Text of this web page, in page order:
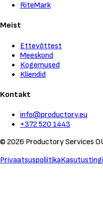
RiteMark
Meist
Ettevõttest
Meeskond
Kogemused
Kliendid
Kontakt
info@productory.eu
+372 520 1443
© 2026 Productory Services
Privaatsuspoliitika